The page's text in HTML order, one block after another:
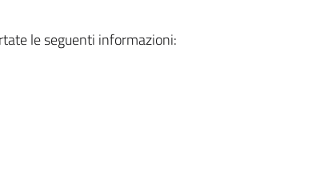
le seguenti informazioni: